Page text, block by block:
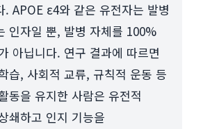
. APOE ε4와 같은 유전자는 발병
인자일 뿐, 발병 자체를 100%
아닙니다. 연구 결과에 따르면
습, 사회적 교류, 규칙적 운동 등
동을 유지한 사람은 유전적
쇄하고 인지 기능을